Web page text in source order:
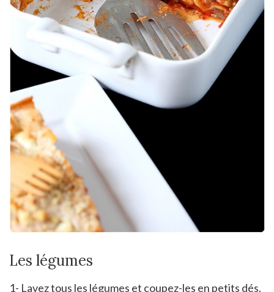
Les légumes
1- Lavez tous les légumes et coupez-les en petits dés.